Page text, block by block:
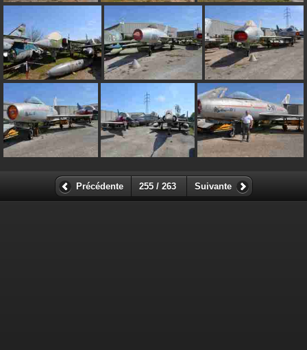
Précédente 255 / 263 Suivante